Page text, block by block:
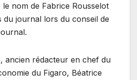
nom de Fabrice Rousselot
du journal lors du conseil de
ancien rédacteur en chef du
du Figaro, Béatrice